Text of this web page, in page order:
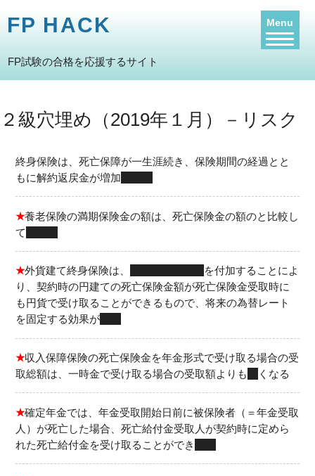
FP HACK
FP試験の合格を応援するサイト
２級穴埋め（2019年１月）－リスク
終身保険は、死亡保障が一生涯続き、保険期間の経過とと
もに解約返戻金が増加
★養老保険の満期保険金の額は、死亡保険金の額のと比較し
て
★外貨建て終身保険は、
を付加することによ
り、契約時の円建ての死亡保険金額が死亡保険金受取時に
も円貨で受け取ることができるもので、将来の為替レート
を固定する効果がない
★収入保障保険の死亡保険金を年金形式で受け取る場合の受
取総額は、一時金で受け取る場合の受取額よりも
くなる
★確定年金では、年金受取開始日前に被保険者（＝年金受取
人）が死亡した場合、死亡給付金受取人が契約時に定めら
れた死亡給付金を受け取ることができ
Menu